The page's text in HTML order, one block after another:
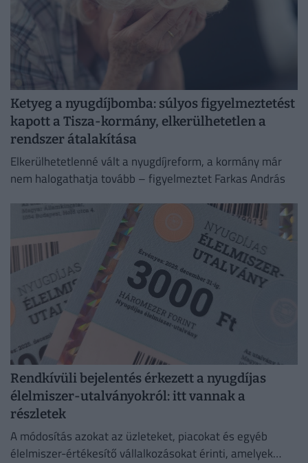
Ketyeg a nyugdíjbomba: súlyos figyelmeztetést
kapott a Tisza-kormány, elkerülhetetlen a
rendszer átalakítása
Elkerülhetetlenné vált a nyugdíjreform, a kormány már
nem halogathatja tovább – figyelmeztet Farkas András
Rendkívüli bejelentés érkezett a nyugdíjas
élelmiszer-utalványokról: itt vannak a
részletek
A módosítás azokat az üzleteket, piacokat és egyéb
élelmiszer-értékesítő vállalkozásokat érinti, amelyek